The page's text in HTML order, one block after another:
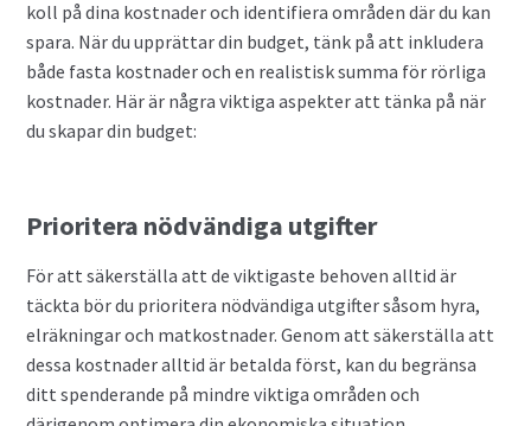
koll på dina kostnader och identifiera områden där du kan
spara. När du upprättar din budget, tänk på att inkludera
både fasta kostnader och en realistisk summa för rörliga
kostnader. Här är några viktiga aspekter att tänka på när
du skapar din budget:
Prioritera nödvändiga utgifter
För att säkerställa att de viktigaste behoven alltid är
täckta bör du prioritera nödvändiga utgifter såsom hyra,
elräkningar och matkostnader. Genom att säkerställa att
dessa kostnader alltid är betalda först, kan du begränsa
ditt spenderande på mindre viktiga områden och